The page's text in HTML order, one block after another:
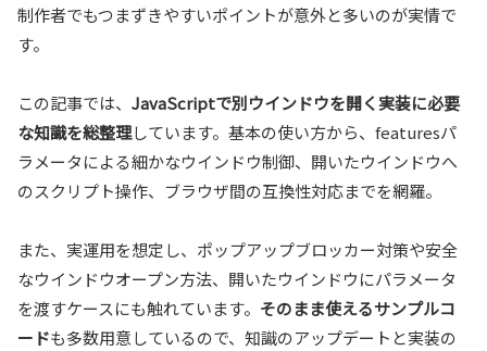
制作者でもつまずきやすいポイントが意外と多いのが実情で
す。
この記事では、 JavaScriptで別ウインドウを開く実装に必要
な知識を総整理しています。基本の使い方から、featuresパ
ラメータによる細かなウインドウ制御、開いたウインドウへ
のスクリプト操作、ブラウザ間の互換性対応までを網羅。
また、実運用を想定し、ポップアップブロッカー対策や安全
なウインドウオープン方法、開いたウインドウにパラメータ
を渡すケースにも触れています。 そのまま使えるサンプルコ
ードも多数用意しているので、知識のアップデートと実装の